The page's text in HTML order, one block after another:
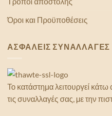
Όροι και Προϋποθέσεις
ΑΣΦΑΛΕΙΣ ΣΥΝΑΛΛΑΓΕΣ
Το κατάστημα λειτουργεί
τις συναλλαγές σας, με την